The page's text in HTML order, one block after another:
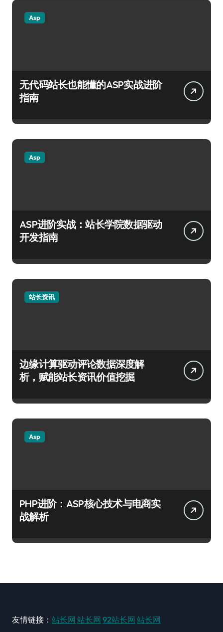
Asp
无代码站长也能懂的ASP实战进阶
指南
Asp
ASP进阶实战：站长学院数据驱动
开发指南
站长资讯
边缘计算驱动评论数据深度解
析，赋能站长资讯价值挖掘
Asp
PHP进阶：ASP核心技术与电商实
战解析
友情链接： 站长网 站长网 92站长网 站长网